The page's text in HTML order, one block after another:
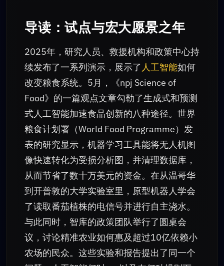
导读：试点与宏大愿景之年
2025年，研究人员、救援机构和政策中心持
续发布了一系列演示，展示了 人工智能如何
改变粮食系统。5月，《npj Science of
Food》的一篇观点文章勾勒了生成式和预测
式人工智能加速食品创新的八种途径。世界
粮食计划署（World Food Programme）发
表的研究显示，机器学习工具能将无人机图
像快速转化为受损分析图，并清理数据库，
从而节省了数十万美元的资金。在从温哥华
到开普敦的大学实验室里，原型机器人学会
了读取番茄植株的电信号并进行自主浇水。
与此同时，智库的政策团队举行了圆桌会
议，讨论精准农业如何惠及超过10亿依赖小
农场的民众。这些实验和报告提出了同一个